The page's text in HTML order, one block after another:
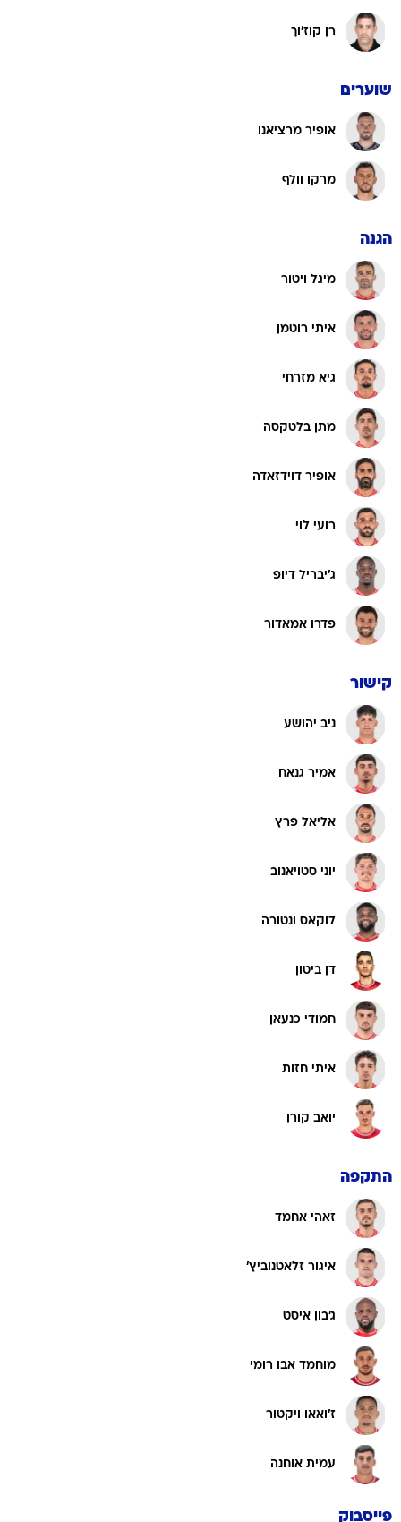
רן קוז'וך
שוערים
אופיר מרציאנו
מרקו וולף
הגנה
מיגל ויטור
איתי רוטמן
גיא מזרחי
מתן בלטקסה
אופיר דוידזאדה
רועי לוי
ג'יבריל דיופ
פדרו אמאדור
קישור
ניב יהושע
אמיר גנאח
אליאל פרץ
יוני סטויאנוב
לוקאס ונטורה
דן ביטון
חמודי כנעאן
איתי חזות
יואב קורן
התקפה
זאהי אחמד
איגור זלאטנוביץ'
ג'בון איסט
מוחמד אבו רומי
ז'ואאו ויקטור
עמית אוחנה
פייסבוק